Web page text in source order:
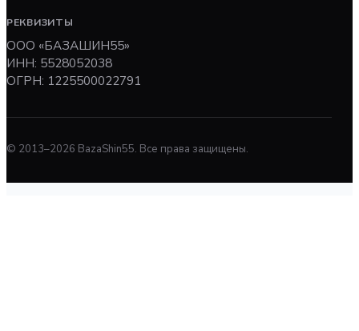
РЕКВИЗИТЫ
ООО «БАЗАШИН55»
ИНН: 5528052038
ОГРН: 1225500022791
© 2013–2026 BazaShin55. Все права защищены.